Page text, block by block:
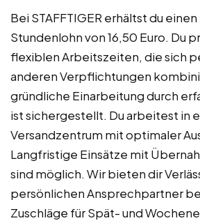
Bei STAFFTIGER erhältst du
Stundenlohn von 16,50 Euro. Du
flexiblen Arbeitszeiten, die sich
anderen Verpflichtungen
gründliche Einarbeitung durch
ist sichergestellt. Du arbeitest in
Versandzentrum mit optimaler
Langfristige Einsätze mit
sind möglich. Wir bieten dir
persönlichen Ansprechpartner bei
Zuschläge für Spät- und